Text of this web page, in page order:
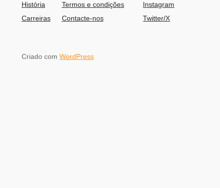
História
Carreiras
Termos e condições
Contacte-nos
Instagram
Twitter/X
Criado com WordPress